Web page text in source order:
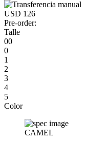
USD 126
Pre-order:
Talle
00
0
1
2
3
4
5
Color
CAMEL